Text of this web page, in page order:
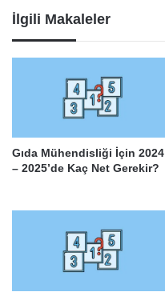
İlgili Makaleler
Gıda Mühendisliği İçin 2024
– 2025’de Kaç Net Gerekir?